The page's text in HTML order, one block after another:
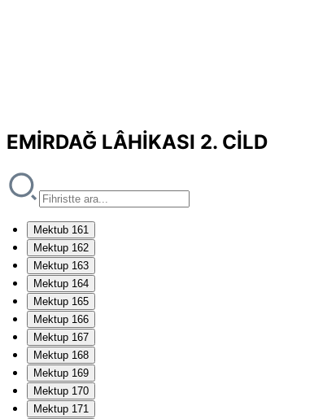
EMİRDAĞ LÂHİKASI 2. CİLD
Mektub 161
Mektup 162
Mektup 163
Mektup 164
Mektup 165
Mektup 166
Mektup 167
Mektup 168
Mektup 169
Mektup 170
Mektup 171